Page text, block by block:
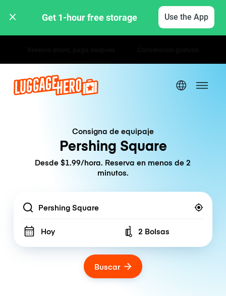
Get 1-hour free storage Use the App
Consigna de equipaje
Pershing Square
Desde $1.99/hora. Reserva en menos de 2
minutos.
Location
Hoy Number of bags
2 Bolsas
Buscar